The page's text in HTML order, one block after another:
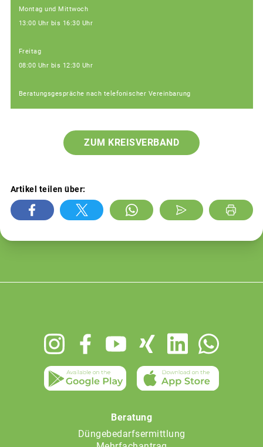
Montag und Mittwoch
13:00 Uhr bis 16:30 Uhr
Freitag
08:00 Uhr bis 12:30 Uhr
Beratungsgespräche nach telefonischer Vereinbarung
ZUM KREISVERBAND
Artikel teilen über:
Beratung
Düngebedarfsermittlung